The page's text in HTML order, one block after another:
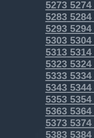
52735274
52835284
52935294
53035304
53135314
53235324
53335334
53435344
53535354
53635364
53735374
53835384